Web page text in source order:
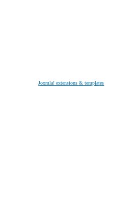
Joomla! extensions & templates